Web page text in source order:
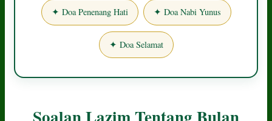
✦ Doa Penenang Hati ✦ Doa Nabi Yunus
✦ Doa Selamat
Soalan Lazim Tentang Bulan